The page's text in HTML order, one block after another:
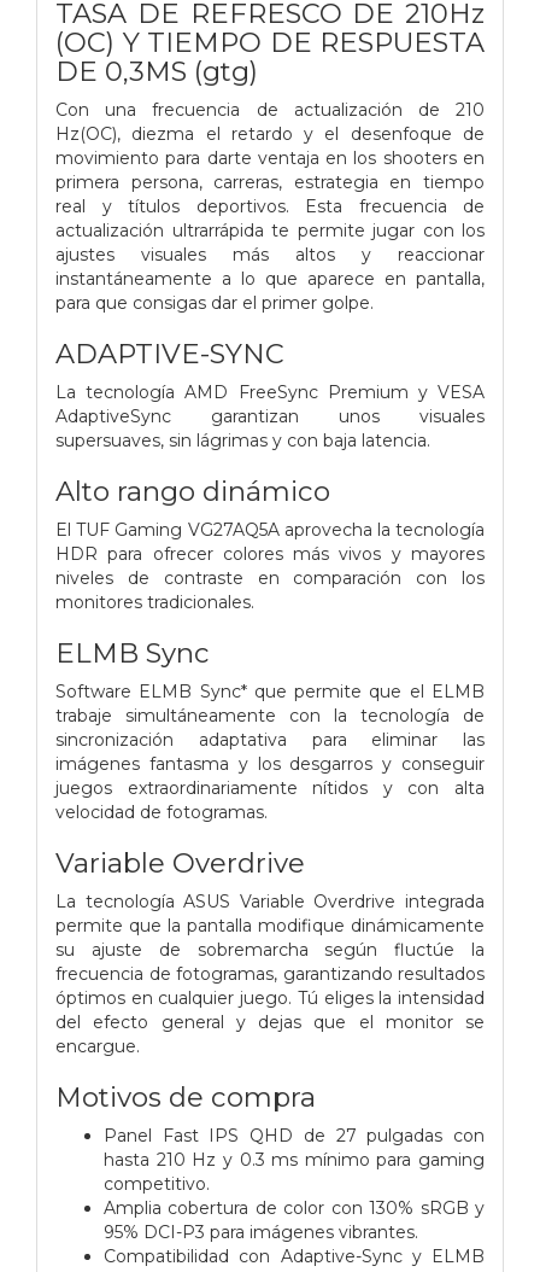
TASA DE REFRESCO DE 210Hz
(OC) Y TIEMPO DE RESPUESTA
DE 0,3MS (gtg)
Con una frecuencia de actualización de 210
Hz(OC), diezma el retardo y el desenfoque de
movimiento para darte ventaja en los shooters en
primera persona, carreras, estrategia en tiempo
real y títulos deportivos. Esta frecuencia de
actualización ultrarrápida te permite jugar con los
ajustes visuales más altos y reaccionar
instantáneamente a lo que aparece en pantalla,
para que consigas dar el primer golpe.
ADAPTIVE-SYNC
La tecnología AMD FreeSync Premium y VESA
AdaptiveSync garantizan unos visuales
supersuaves, sin lágrimas y con baja latencia.
Alto rango dinámico
El TUF Gaming VG27AQ5A aprovecha la tecnología
HDR para ofrecer colores más vivos y mayores
niveles de contraste en comparación con los
monitores tradicionales.
ELMB Sync
Software ELMB Sync* que permite que el ELMB
trabaje simultáneamente con la tecnología de
sincronización adaptativa para eliminar las
imágenes fantasma y los desgarros y conseguir
juegos extraordinariamente nítidos y con alta
velocidad de fotogramas.
Variable Overdrive
La tecnología ASUS Variable Overdrive integrada
permite que la pantalla modifique dinámicamente
su ajuste de sobremarcha según fluctúe la
frecuencia de fotogramas, garantizando resultados
óptimos en cualquier juego. Tú eliges la intensidad
del efecto general y dejas que el monitor se
encargue.
Motivos de compra
Panel Fast IPS QHD de 27 pulgadas con
hasta 210 Hz y 0.3 ms mínimo para gaming
competitivo.
Amplia cobertura de color con 130% sRGB y
95% DCI-P3 para imágenes vibrantes.
Compatibilidad con Adaptive-Sync y ELMB